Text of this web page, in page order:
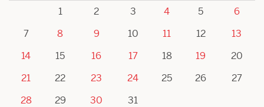
1 2 3 4 5
6
7
8 9 10 11 12
13
14
15 16 17 18 19
20
21
22 23 24 25 26
27
28
29 30
31